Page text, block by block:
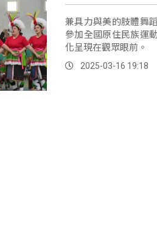
兼具力與美的肢體舞
參加全國原住民族運
化呈現在觀眾眼前。
2025-03-16 19:18